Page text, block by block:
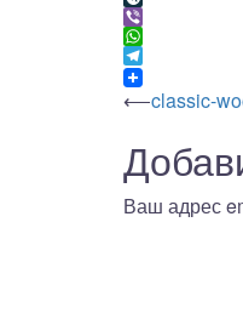
LiveJournal
Viber
WhatsApp
Telegram
по
⟵classic-
Ваш адрес